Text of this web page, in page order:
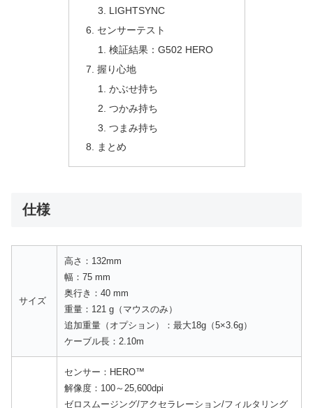
LIGHTSYNC
センサーテスト
検証結果：G502 HERO
握り心地
かぶせ持ち
つかみ持ち
つまみ持ち
まとめ
仕様
サイズ
高さ：132mm
幅：75 mm
奥行き：40 mm
重量：121 g（マウスのみ）
追加重量（オプション）：最大18g（5×3.6g）
ケーブル長：2.10m
センサー：HERO™
解像度：100～25,600dpi
ゼロスムージング/アクセラレーション/フィルタリング